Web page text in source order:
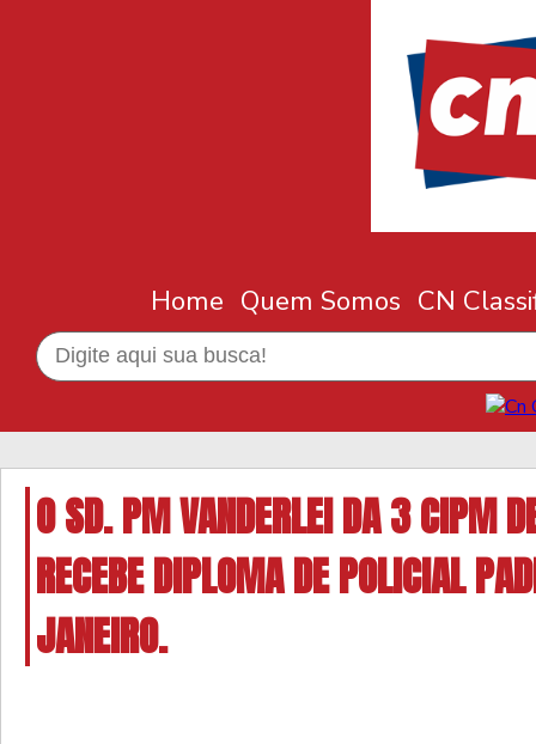
Home Quem Somos CN
O SD. PM VANDERLEI DA 3 CIPM
RECEBE DIPLOMA DE POLICIAL
JANEIRO.